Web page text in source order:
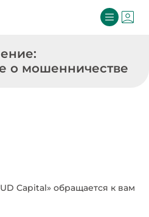
о мошенничестве
Capital» обращается к вам